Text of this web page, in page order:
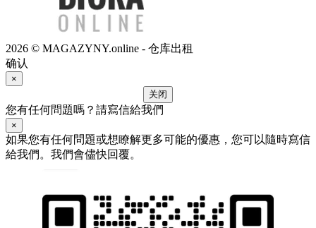
2026 © MAGAZYNY.online - 仓库出租
确认
×
关闭
您有任何問題嗎？請寫信給我們
×
如果您有任何問題或想瞭解更多可能的優惠，您可以隨時寫信
給我們。我們會儘快回覆。